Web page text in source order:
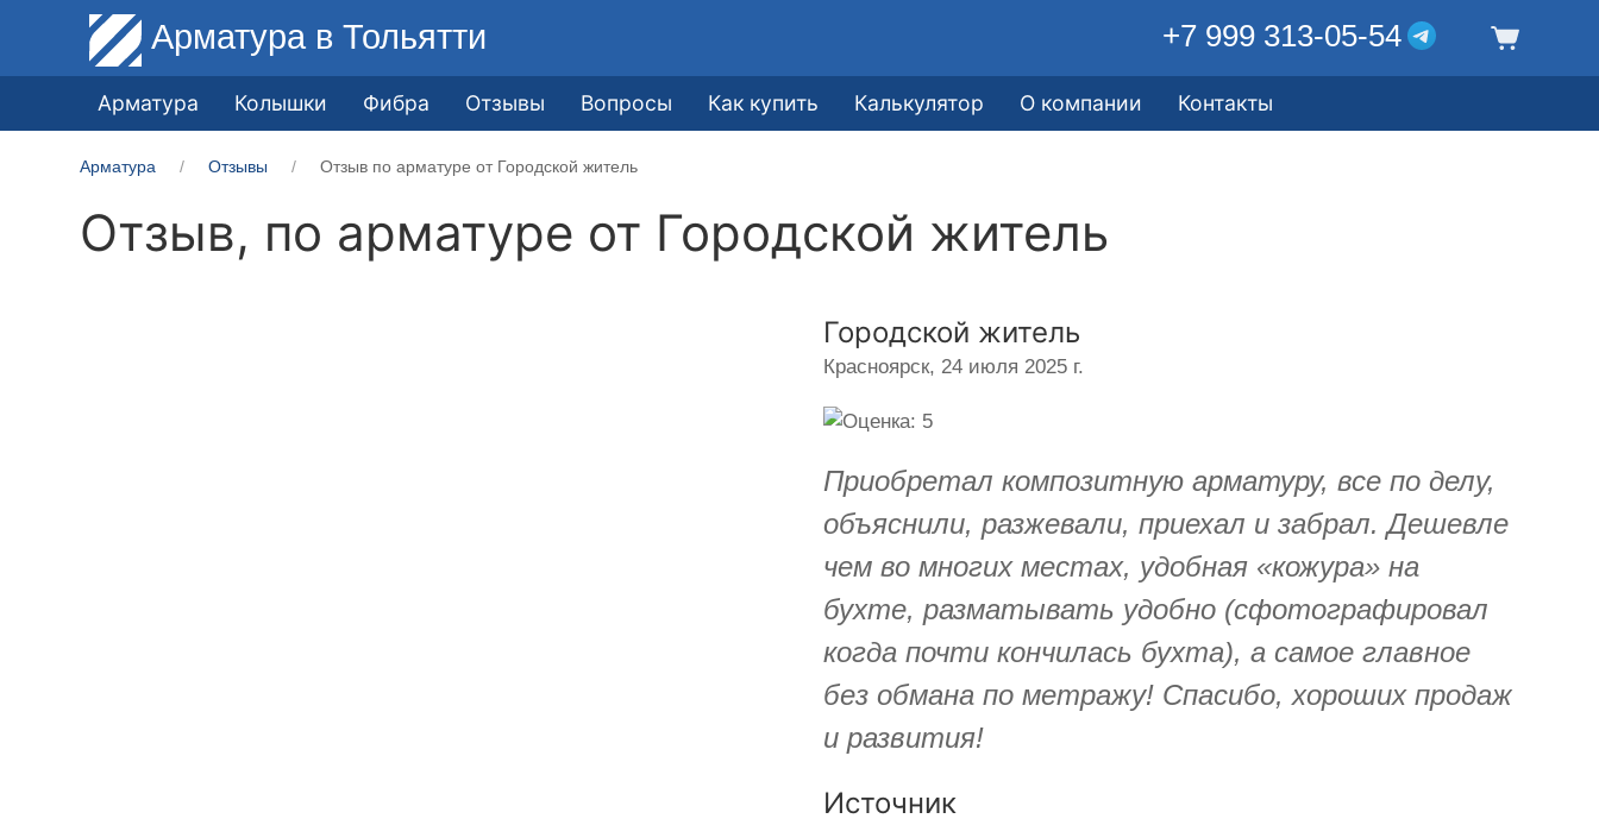
Арматура в Тольятти +7 999 313-05-54
Арматура Колышки Фибра Отзывы Вопросы Как купить Калькулятор О компании Контакты
Арматура Отзывы Отзыв по арматуре от Городской житель
Отзыв, по арматуре от Городской житель
Городской житель
Красноярск, 24 июля 2025 г.
Приобретал композитную арматуру, все по делу,
объяснили, разжевали, приехал и забрал. Дешевле
чем во многих местах, удобная «кожура» на
бухте, разматывать удобно (сфотографировал
когда почти кончилась бухта), а самое главное
без обмана по метражу! Спасибо, хороших продаж
и развития!
Источник